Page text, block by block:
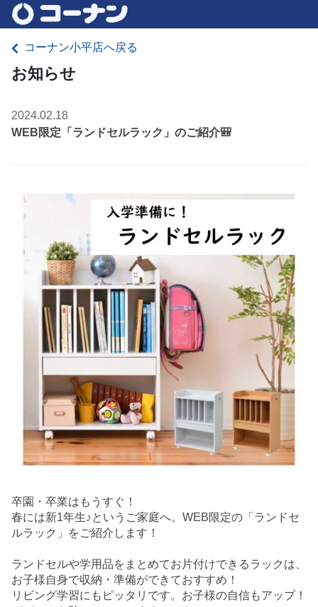
コーナン小平店へ戻る
お知らせ
2024.02.18
WEB限定「ランドセルラック」のご紹介🎒
卒園・卒業はもうすぐ！
春には新1年生♪というご家庭へ。WEB限定の「ランドセ
ルラック」をご紹介します！
ランドセルや学用品をまとめてお片付けできるラックは、
お子様自身で収納・準備ができておすすめ！
リビング学習にもピッタリです。お子様の自信もアップ！